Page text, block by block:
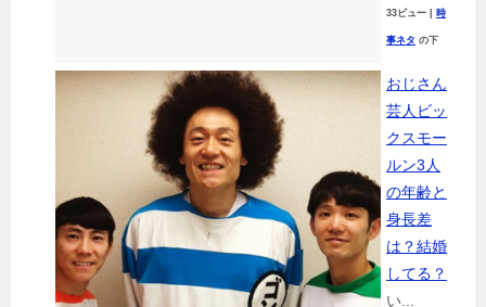
33ビュー 時
事ネタ の下
おじさん
芸人ビッ
クスモー
ルン3人
の年齢と
身長差
は？結婚
してる？
い...